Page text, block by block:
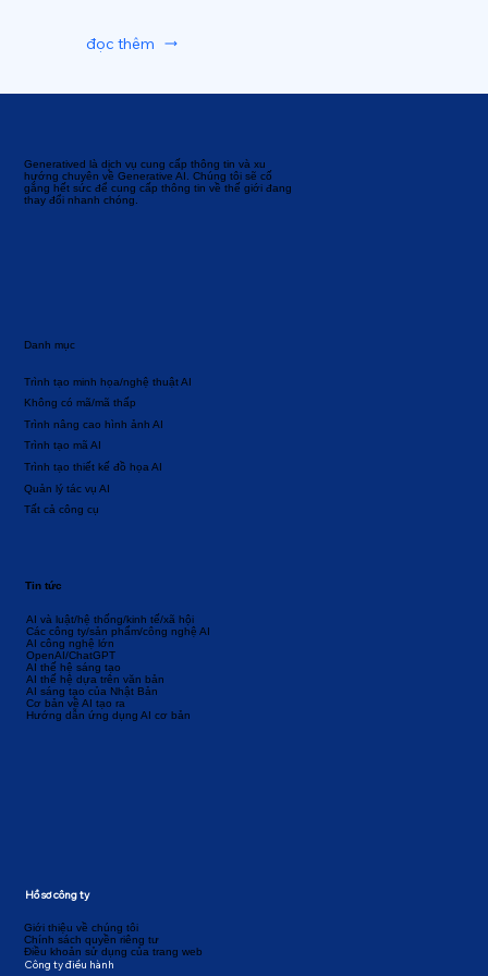
Generatived là dịch vụ cung cấp thông tin và xu
hướng chuyên về Generative AI. Chúng tôi sẽ cố
gắng hết sức để cung cấp thông tin về thế giới đang
thay đổi nhanh chóng.
Danh mục
Tất cả công cụ
Quản lý tác vụ AI
Trình tạo thiết kế đồ họa AI
Không có mã/mã thấp
Trình tạo mã AI
Trình nâng cao hình ảnh AI
Trình tạo minh họa/nghệ thuật AI
AI và luật/hệ thống/kinh tế/xã hội
Các công ty/sản phẩm/công nghệ AI
AI công nghệ lớn
OpenAI/ChatGPT
AI thế hệ sáng tạo
AI thế hệ dựa trên văn bản
AI sáng tạo của Nhật Bản
Cơ bản về AI tạo ra
Hướng dẫn ứng dụng AI cơ bản
Tin tức
Giới thiệu về chúng tôi
Chính sách quyền riêng tư
Điều khoản sử dụng của trang web
Công ty điều hành
Hồ sơ công ty
đọc thêm